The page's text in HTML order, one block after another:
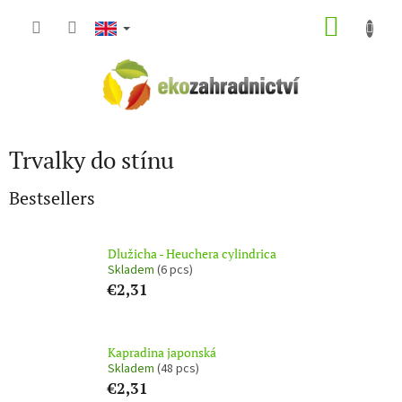
Trvalky do stínu
Bestsellers
Dlužicha - Heuchera cylindrica
Skladem (6 pcs)
€2,31
Kapradina japonská
Skladem (48 pcs)
€2,31